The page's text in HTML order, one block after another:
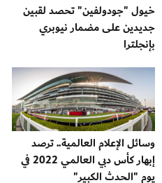
خيول "جودولفين" تحصد لقبين
جديدين على مضمار نيوبري
بإنجلترا
وسائل الإعلام العالمية.. ترصد
إبهار كأس دبي العالمي 2022 في
يوم "الحدث الكبير"